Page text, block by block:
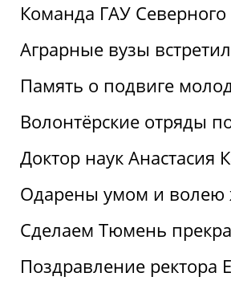
Команда ГАУ
Аграрные вузы
Память о подвиге
Волонтёрские отряды
Доктор наук Анастасия
Одарены умом и волею
Сделаем Тюмень
Поздравление ректора